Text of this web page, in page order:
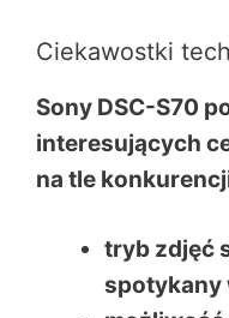
Ciekawostki
Sony DSC-S70
interesujących
na tle
tryb zdjęć
spotykany